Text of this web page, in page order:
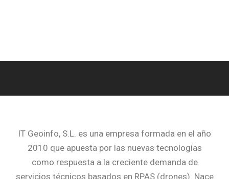
IT Geoinfo, S.L. es una empresa formada en el año
2010 que apuesta por las nuevas tecnologías
como respuesta a la creciente demanda de
servicios técnicos basados en RPAS (drones). Nace